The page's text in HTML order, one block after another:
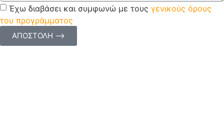
Έχω διαβάσει και συμφωνώ με τους γενικούς όρους
του προγράμματος
ΑΠΟΣΤΟΛΗ ⟶